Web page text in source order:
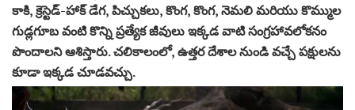
కాకి, క్రెస్టెడ్-హాక్ డేగ, పిచ్చుకలు, కొంగ, కొంగ, నెమలి మరియు కొమ్ముల
గుడ్లగూబ వంటి కొన్ని ప్రత్యేక జీవులు ఇక్కడ వాటి సంగ్రహావలోకనం
పొందాలని ఆశిస్తారు. చలికాలంలో, ఉత్తర దేశాల నుండి వచ్చే పక్షులను
కూడా ఇక్కడ చూడవచ్చు.